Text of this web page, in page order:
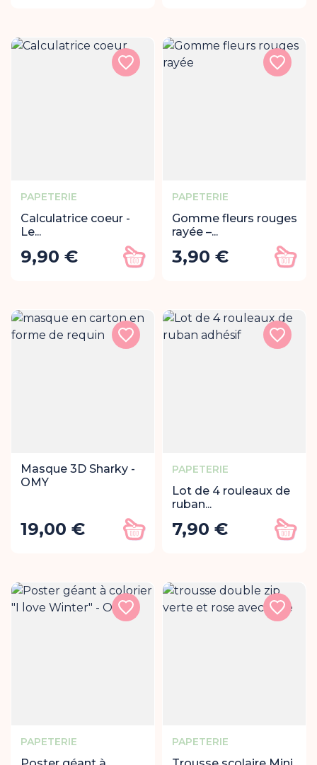
PAPETERIE
Calculatrice coeur -
Le...
Prix
9,90 €
PAPETERIE
Gomme fleurs rouges
rayée –...
Prix
3,90 €
Masque 3D Sharky -
OMY
Prix
19,00 €
PAPETERIE
Lot de 4 rouleaux de
ruban...
Prix
7,90 €
PAPETERIE PAPETERIE